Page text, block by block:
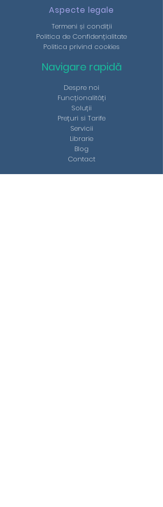
Aspecte legale
Termeni și condiții
Politica de Confidențialitate
Politica privind cookies
Navigare rapidă
Despre noi
Funcționalități
Soluții
Prețuri si Tarife
Servicii
Librarie
Blog
Contact